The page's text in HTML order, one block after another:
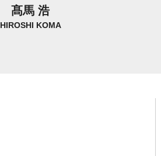
髙馬 浩
HIROSHI KOMA